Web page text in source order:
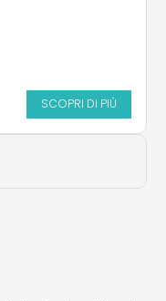
SCOPRI DI PIÙ